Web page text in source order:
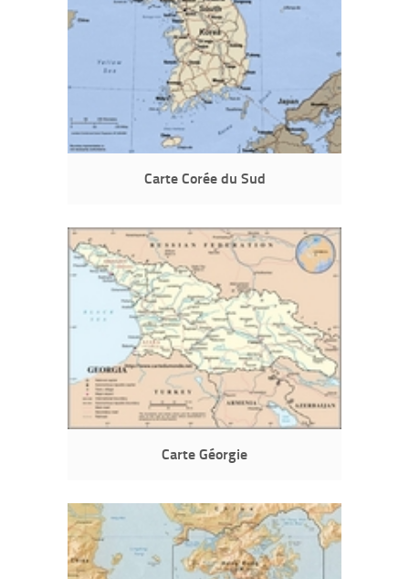
Carte Corée du Sud
Carte Géorgie